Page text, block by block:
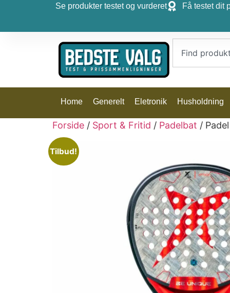
Se produkter testet og vurderet Få testet dit
Home Generelt Eletronik Husholdning
Forside / Sport & Fritid / Padelbat /
Tilbud!